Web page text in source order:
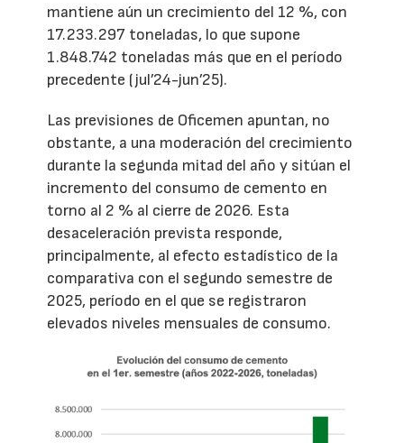
mantiene aún un crecimiento del 12 %, con
17.233.297 toneladas, lo que supone
1.848.742 toneladas más que en el período
precedente (jul’24-jun’25).
Las previsiones de Oficemen apuntan, no
obstante, a una moderación del crecimiento
durante la segunda mitad del año y sitúan el
incremento del consumo de cemento en
torno al 2 % al cierre de 2026. Esta
desaceleración prevista responde,
principalmente, al efecto estadístico de la
comparativa con el segundo semestre de
2025, período en el que se registraron
elevados niveles mensuales de consumo.